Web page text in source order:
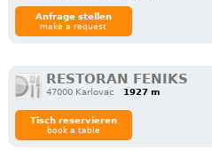
Anfrage stellen
make a request
RESTORAN FENIKS
47000 Karlovac 1927 m
Tisch reservieren
book a table